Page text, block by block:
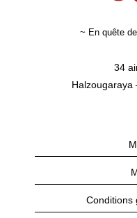
~ En quête
34
Halzougaraya
Conditions